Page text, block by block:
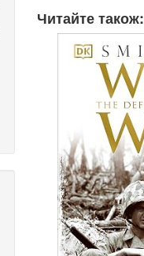
Читайте також: